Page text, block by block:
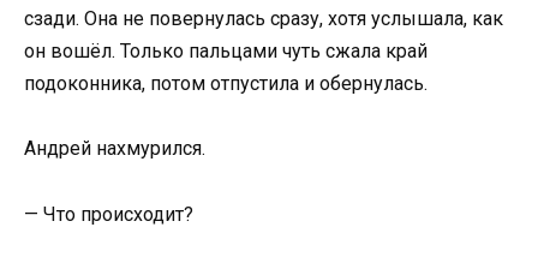
сзади. Она не повернулась сразу, хотя услышала, как
он вошёл. Только пальцами чуть сжала край
подоконника, потом отпустила и обернулась.
Андрей нахмурился.
— Что происходит?